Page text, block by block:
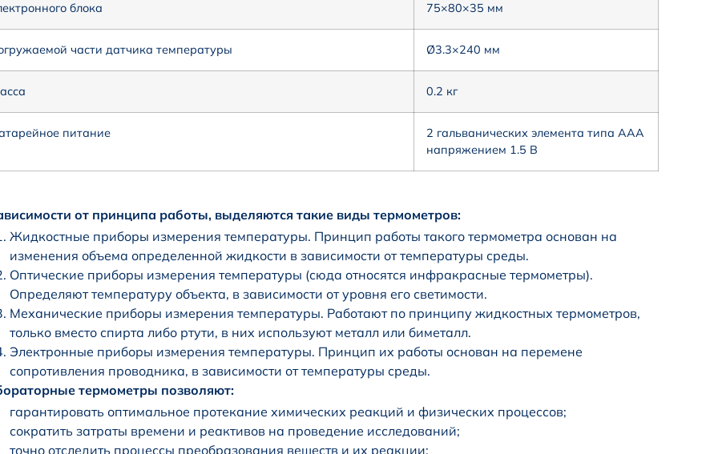
блока 75×80×35 мм
части датчика температуры Ø3.3×240 мм
0.2 кг
питание
2 гальванических элемента типа ААА
напряжением 1.5 В
от принципа работы, выделяются такие виды термометров:
Жидкостные приборы измерения температуры. Принцип работы такого термометра основан на
изменения объема определенной жидкости в зависимости от температуры среды.
Оптические приборы измерения температуры (сюда относятся инфракрасные термометры).
Определяют температуру объекта, в зависимости от уровня его светимости.
Механические приборы измерения температуры. Работают по принципу жидкостных термометров,
только вместо спирта либо ртути, в них используют металл или биметалл.
Электронные приборы измерения температуры. Принцип их работы основан на перемене
сопротивления проводника, в зависимости от температуры среды.
термометры позволяют:
гарантировать оптимальное протекание химических реакций и физических процессов;
сократить затраты времени и реактивов на проведение исследований;
точно отследить процессы преобразования веществ и их реакции;